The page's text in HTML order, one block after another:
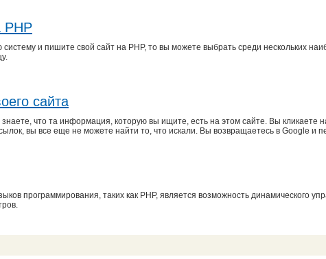
PHP
систему и пишите свой сайт на PHP, то вы можете выбрать среди нескольких
сайта
что та информация, которую вы ищите, есть на этом сайте. Вы
вы все еще не можете найти то, что искали. Вы возвращаетесь в Google и
программирования, таких как PHP, является возможность динамического